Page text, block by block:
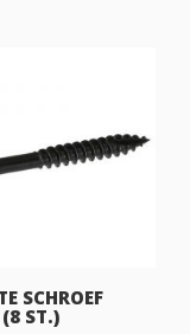
SCHROEF
ST.)